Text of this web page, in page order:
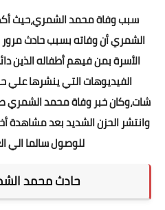
سبب وفاة محمد الشمري،حيث
الشمري أن وفاته بسبب حادث
الأسرة بمن فيهم أطفاله
الفيديوهات التي ينشرها
شات،وكان خبر وفاة محمد الشمري
وانتشر الحزن الشديد بعد مشاهدة
للوصول سالما الي
حادث محمد